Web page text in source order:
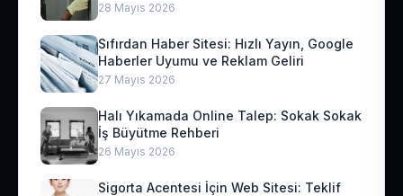
28 Mayıs 2026
Sıfırdan Haber Sitesi: Hızlı Yayın, Google
Haberler Uyumu ve Reklam Geliri
27 Mayıs 2026
Halı Yıkamada Online Talep: Sokak Sokak
İş Büyütme Rehberi
26 Mayıs 2026
Sigorta Acentesi İçin Web Sitesi: Teklif